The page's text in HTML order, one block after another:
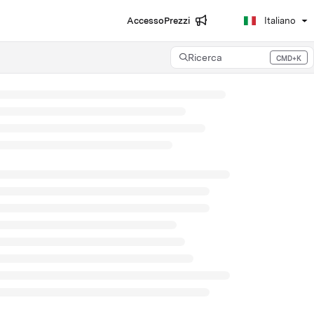
AccessoPrezzi Italiano
Ricerca CMD+K
Press CMD+K to open search